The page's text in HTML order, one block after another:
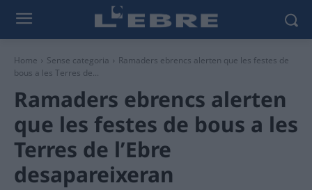
Home Sense categoria
Ramaders ebrencs alerten que les festes de
bous a les Terres de...
Ramaders ebrencs alerten
que les festes de bous a les
Terres de l’Ebre
desapareixeran